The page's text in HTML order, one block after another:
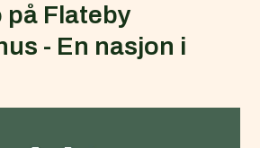
på Flateby
- En nasjon i